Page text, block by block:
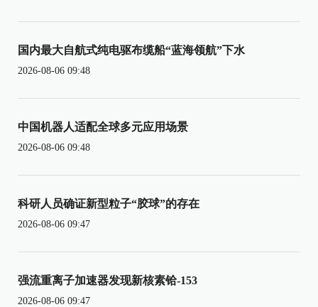
国内最大自航式纯电驱布缆船“蓝海领航”下水
2026-08-06 09:48
中国机器人适配全球多元应用场景
2026-08-06 09:48
科研人员确证新型粒子“胶球”的存在
2026-08-06 09:47
强流重离子加速器发现新核素铪-153
2026-08-06 09:47